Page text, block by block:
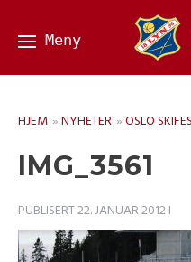
HJEM »NYHETER »OSLO
IMG_3561
PUBLISERT22. JANUAR 2012I